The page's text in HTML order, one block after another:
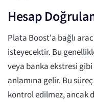
Hesap
Plata Boost'a bağlı
isteyecektir. Bu
veya banka ekstresi gibi
anlamına gelir. Bu
kontrol edilmez, ancak